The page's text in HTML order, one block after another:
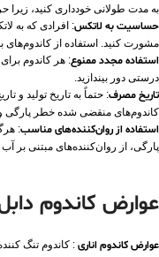
به مدت طولانی خودداری کنید، زیرا
حساسیت به لاتکس: افرادی که به
مشورت کنید. استفاده از کاندوم‌های
استفاده مجدد ممنوع: هر کاندوم
درستی دور بیندازید.
تاریخ مصرف
کاندوم‌های منقضی شده خطر پارگی و
استفاده از روان‌کننده‌های مناسب:
پارگی، از روان‌کننده‌های مبتنی بر
عوارض کاندوم
عوارض کاندوم اناری : کاندوم تنگ